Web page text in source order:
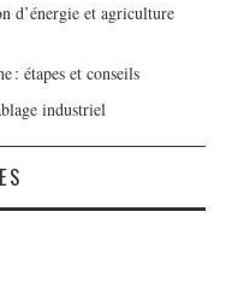
d’énergie et agriculture
: étapes et conseils
industriel